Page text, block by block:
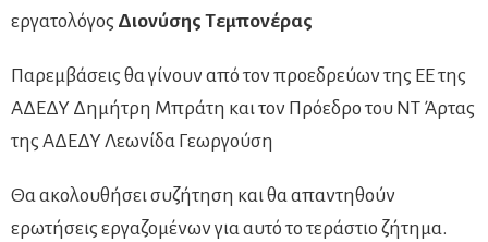
εργατολόγος Διονύσης Τεμπονέρας
Παρεμβάσεις θα γίνουν από τον προεδρεύων της ΕΕ της
ΑΔΕΔΥ Δημήτρη Μπράτη και τον Πρόεδρο του ΝΤ Άρτας
της ΑΔΕΔΥ Λεωνίδα Γεωργούση
Θα ακολουθήσει συζήτηση και θα απαντηθούν
ερωτήσεις εργαζομένων για αυτό το τεράστιο ζήτημα.